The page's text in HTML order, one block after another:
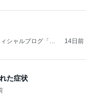
シャルブログ「女
14日前
た症状